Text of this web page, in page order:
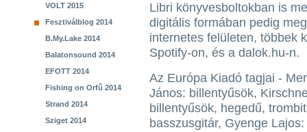
VOLT 2015
Fesztiválblog 2014
B.My.Lake 2014
Balatonsound 2014
EFOTT 2014
Fishing on Orfű 2014
Strand 2014
Sziget 2014
Libri könyvesboltokban is
digitális formában pedig
internetes felületen, többek
Spotify-on, és a dalok.hu-n.
Az Európa Kiadó tagjai -
János: billentyűsök,
billentyűsök, hegedű,
basszusgitár, Gyenge